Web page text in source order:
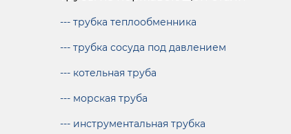
--- трубка теплообменника
--- трубка сосуда под давлением
--- котельная труба
--- морская труба
--- инструментальная трубка